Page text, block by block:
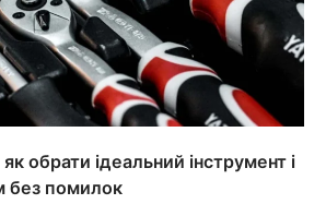
обрати ідеальний інструмент і
без помилок